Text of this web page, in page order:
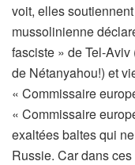
voit, elles
mussolinienne
fasciste » de Tel-
de Nétanyahou!) et
« Commissaire
« Commissaire
exaltées baltes qui
Russie. Car dans